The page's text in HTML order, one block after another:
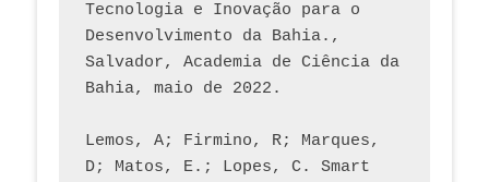
Tecnologia e Inovação para o
Desenvolvimento da Bahia.,
Salvador, Academia de Ciência da
Bahia, maio de 2022.
Lemos, A; Firmino, R; Marques,
D; Matos, E.; Lopes, C. Smart